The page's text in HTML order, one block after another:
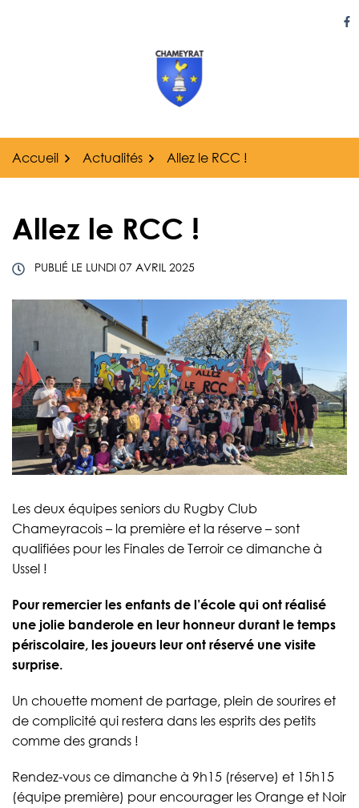
Accueil Actualités Allez le RCC !
Allez le RCC !
PUBLIÉ LE LUNDI 07 AVRIL 2025
Les deux équipes seniors du Rugby Club
Chameyracois – la première et la réserve – sont
qualifiées pour les Finales de Terroir ce dimanche à
Ussel !
Pour remercier les enfants de l’école qui ont réalisé
une jolie banderole en leur honneur durant le temps
périscolaire, les joueurs leur ont réservé une visite
surprise.
Un chouette moment de partage, plein de sourires et
de complicité qui restera dans les esprits des petits
comme des grands !
Rendez-vous ce dimanche à 9h15 (réserve) et 15h15
(équipe première) pour encourager les Orange et Noir